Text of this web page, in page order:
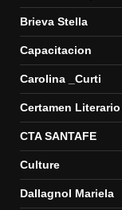
Brieva Stella
Capacitacion
Carolina _Curti
Certamen Literario
CTA SANTAFE
Culture
Dallagnol Mariela